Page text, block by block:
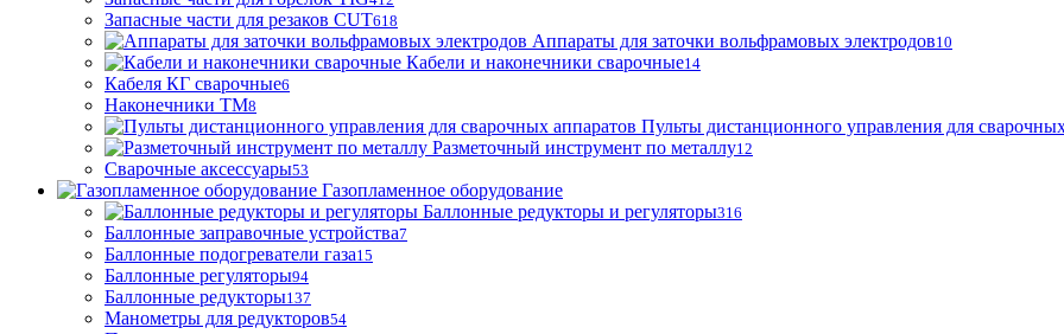
Запасные части для резаков CUT618
Аппараты для заточки вольфрамовых электродов10
Кабели и наконечники сварочные14
Кабеля КГ сварочные6
Наконечники ТМ8
Пульты дистанционного управления для
Разметочный инструмент по металлу12
Сварочные аксессуары53
Газопламенное оборудование
Баллонные редукторы и регуляторы316
Баллонные заправочные устройства7
Баллонные подогреватели газа15
Баллонные регуляторы94
Баллонные редукторы137
Манометры для редукторов54